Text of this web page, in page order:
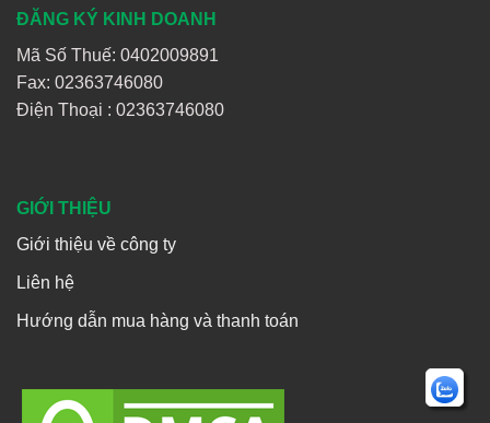
ĐĂNG KÝ KINH DOANH
Mã Số Thuế: 0402009891
Fax: 02363746080
Điện Thoại : 02363746080
GIỚI THIỆU
Giới thiệu về công ty
Liên hệ
Hướng dẫn mua hàng và thanh toán